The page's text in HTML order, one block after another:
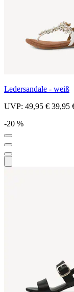
Ledersandale - weiß
UVP: 49,95 € 39,95
-20 %